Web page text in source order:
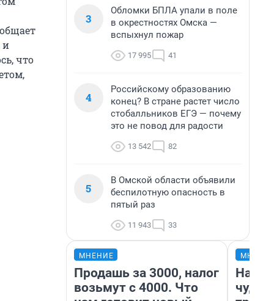
и
что
3
Обломки БПЛА упали в поле
в окрестностях Омска —
вспыхнул пожар
17 995 41
4
Российскому образованию
конец? В стране растет число
стобалльников ЕГЭ — почему
это не повод для радости
13 542 82
5
В Омской области объявили
беспилотную опасность в
пятый раз
11 943 33
МНЕНИЕ
Продашь за 3000, налог
возьмут с 4000. Что